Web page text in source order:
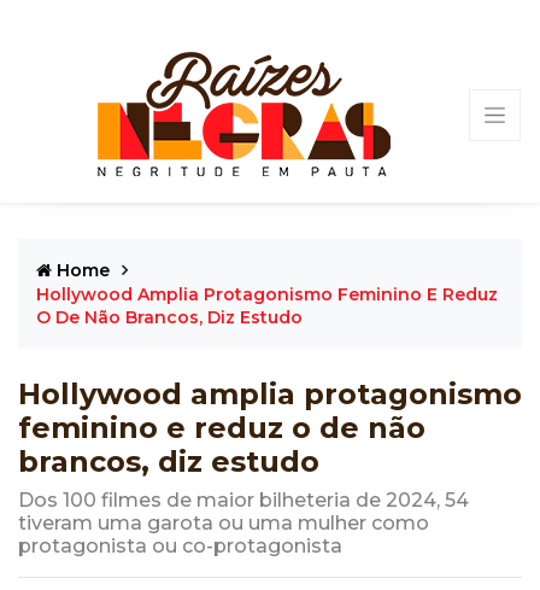
Home
Hollywood Amplia Protagonismo Feminino E Reduz
O De Não Brancos, Diz Estudo
Hollywood amplia protagonismo
feminino e reduz o de não
brancos, diz estudo
Dos 100 filmes de maior bilheteria de 2024, 54
tiveram uma garota ou uma mulher como
protagonista ou co-protagonista